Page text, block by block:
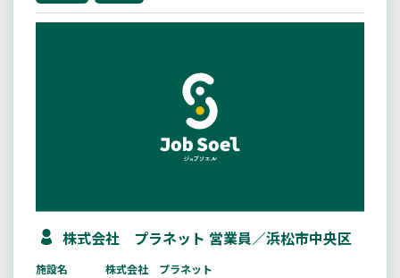
株式会社 プラネット 営業員／浜松市中央区
施設名
株式会社 プラネット